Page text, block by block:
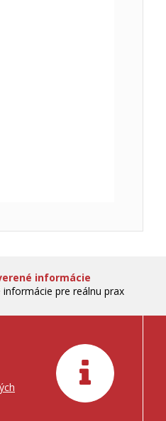
informácie
informácie pre reálnu prax